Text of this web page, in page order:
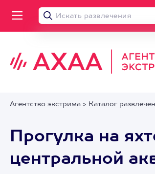
Агентство экстрима > Каталог
Прогулка на
центральной